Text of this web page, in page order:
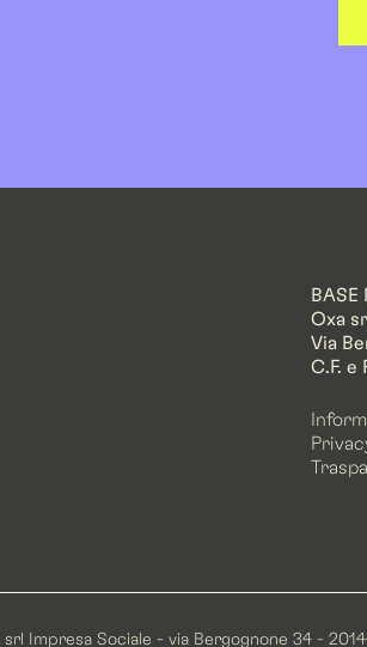
BASE
Oxa
Via
C.F. e
Impresa Sociale - via Bergognone 34 -